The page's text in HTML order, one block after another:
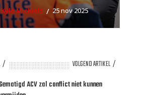
Michiels 25 nov 2025
VOLGEND ARTIKEL
Gematigd ACV zal conflict niet kunnen